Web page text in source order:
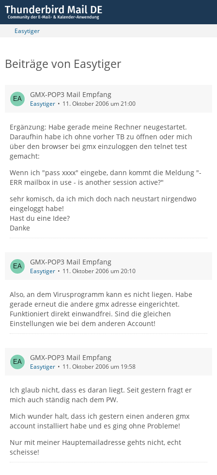
Easytiger
Beiträge von Easytiger
GMX-POP3 Mail Empfang
Easytiger 11. Oktober 2006 um 21:00
Ergänzung: Habe gerade meine Rechner neugestartet.
Daraufhin habe ich ohne vorher TB zu öffnen oder mich
über den browser bei gmx einzuloggen den telnet test
gemacht:
Wenn ich "pass xxxx" eingebe, dann kommt die Meldung "-
ERR mailbox in use - is another session active?"
sehr komisch, da ich mich doch nach neustart nirgendwo
eingeloggt habe!
Hast du eine Idee?
Danke
GMX-POP3 Mail Empfang
Easytiger 11. Oktober 2006 um 20:10
Also, an dem Virusprogramm kann es nicht liegen. Habe
gerade erneut die andere gmx adresse eingerichtet.
Funktioniert direkt einwandfrei. Sind die gleichen
Einstellungen wie bei dem anderen Account!
GMX-POP3 Mail Empfang
Easytiger 11. Oktober 2006 um 19:58
Ich glaub nicht, dass es daran liegt. Seit gestern fragt er
mich auch ständig nach dem PW.
Mich wunder halt, dass ich gestern einen anderen gmx
account installiert habe und es ging ohne Probleme!
Nur mit meiner Hauptemailadresse gehts nicht, echt
scheisse!